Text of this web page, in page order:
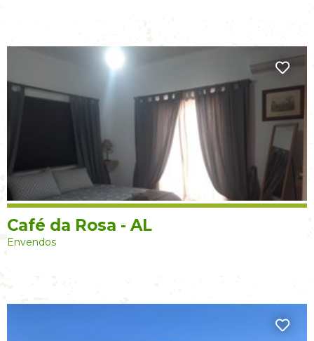
Café da Rosa - AL
Envendos